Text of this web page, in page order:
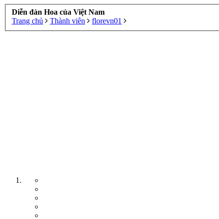
Diễn đàn Hoa của Việt Nam
Trang chủ
Thành viên florevn01